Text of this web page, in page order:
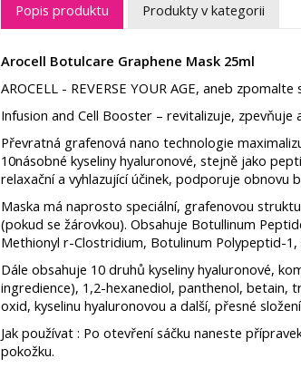
Popis produktu Produkty v kategorii
Arocell Botulcare Graphene Mask 25ml
AROCELL - REVERSE YOUR AGE, aneb
Infusion and Cell Booster – revitalizuje, zpevňuje
Převratná grafenová nano technologie
10násobné kyseliny hyaluronové, stejně jako
relaxační a vyhlazující účinek, podporuje
Maska má naprosto speciální, grafenovou
(pokud se žárovkou). Obsahuje Botullinum
Methionyl r-Clostridium, Botulinum Polypeptid-
Dále obsahuje 10 druhů kyseliny hyaluronové,
ingredience), 1,2-hexanediol, panthenol, betain,
oxid, kyselinu hyaluronovou a další, přesné
Jak používat : Po otevření sáčku naneste
pokožku.